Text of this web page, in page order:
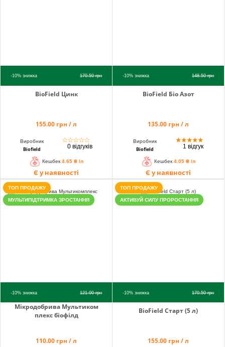
-10%знижка 170.50грн
BioField Цинк
155.00 грн / л
Виробник
Biofield
☆☆☆☆☆
0 відгуків
Кешбек 4.65 ₴ /л
Є у наявності
-10%знижка 148.50грн
BioField Біо Азот
135.00 грн / л
Виробник
Biofield
★★★★★
1 відгук
Кешбек 4.05 ₴ /л
Є у наявності
ТОП ПРОДАЖУ
МУЛЬТИПІДТРИМКА ЗРОСТАННЯ
-10%знижка 121.00грн
Мікродобрива Мультиком
плекс біофілд
110.00 грн / л
ТОП ПРОДАЖУ
АКТИВУЙ СИЛУ ПРОРОСТАННЯ
-10%знижка 170.50грн
BioField Старт (5 л)
155.00 грн / л